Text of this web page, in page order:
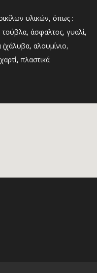
υλικών, όπως :
άσφαλτος, γυαλί,
(χάλυβα, αλουμίνιο,
πλαστικά